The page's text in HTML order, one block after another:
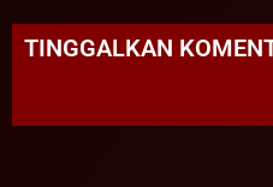
TINGGALKAN